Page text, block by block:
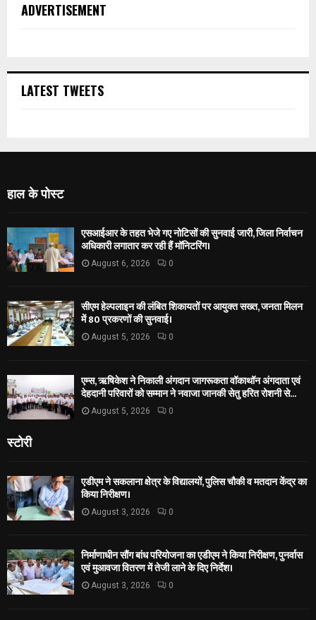
ADVERTISEMENT
LATEST TWEETS
हाल के पोस्ट
एसआईआर के तहत भेजे गए नोटिसों की सुनवाई जारी, जिला निर्वाचन
अधिकारी लगातार कर रही हैं मॉनिटरिंग।
August 6, 2026 0
सीएम हेल्पलाइन की लंबित शिकायतों पर आयुक्त सख्त, जनता मिलन
में 80 प्रकरणों की सुनवाई।
August 5, 2026 0
एम्स, ऋषिकेश ने निकाली अंगदान जागरूकता वॉकाथॉन अंगदाता एवं
देहदानी परिवारों को सम्मान ने नवाजा जानकी सेतु हरित रोशनी से...
August 5, 2026 0
स्टोरी
एडीएम ने सकलाना क्षेत्र के विद्यालयों, पुलिस चौकी व मतदान केंद्र का
किया निरीक्षण।
August 3, 2026 0
निर्माणाधीन सौंग बांध परियोजना का एडीएम ने किया निरीक्षण, पुनर्वास
एवं मुआवजा वितरण में तेजी लाने के दिए निर्देश।
August 3, 2026 0